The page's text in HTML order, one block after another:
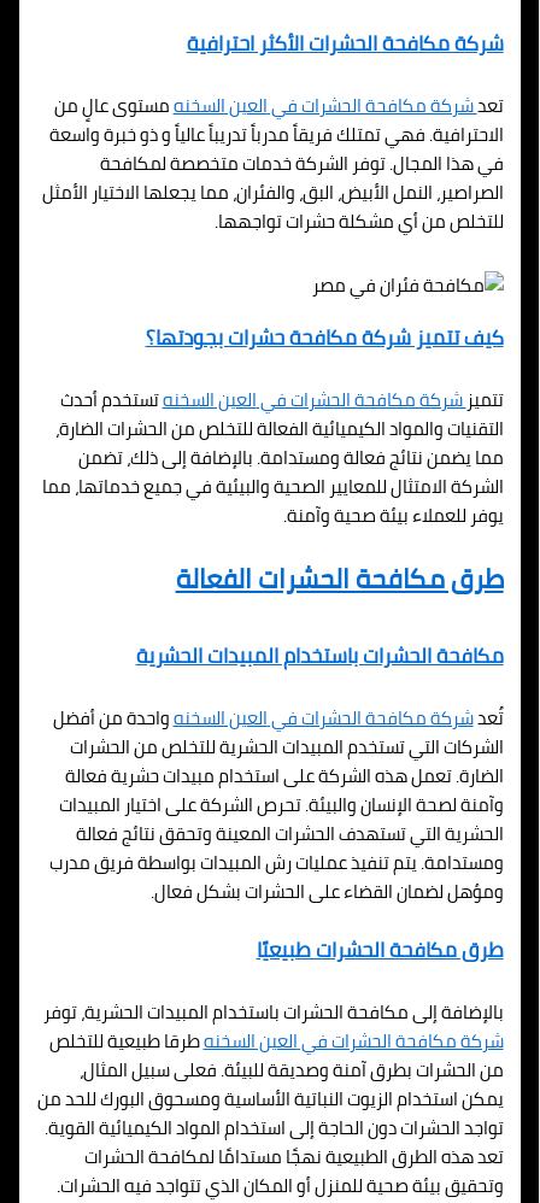
شركة مكافحة الحشرات الأكثر احترافية
تعدشركة مكافحة الحشرات فيالعين السخنهمستوى عالٍ من
الاحترافية. فهي تمتلك فريقاً مدرباً تدريباً عالياً و ذو خبرة واسعة
في هذا المجال. توفر الشركة خدمات متخصصة لمكافحة
الصراصير، النمل الأبيض، البق، والفئران، مما يجعلها الاختيار الأمثل
للتخلص من أي مشكلة حشرات تواجهها.
كيف تتميز شركة مكافحة حشرات بجودتها؟
تتميزشركة مكافحة الحشرات فيالعين السخنهتستخدم أحدث
التقنيات والمواد الكيميائية الفعالة للتخلص من الحشرات الضارة،
مما يضمن نتائج فعالة ومستدامة. بالإضافة إلى ذلك، تضمن
الشركة الامتثال للمعايير الصحية والبيئية في جميع خدماتها، مما
يوفر للعملاء بيئة صحية وآمنة.
طرق مكافحة الحشرات الفعالة
مكافحة الحشرات باستخدام المبيدات الحشرية
تُعدشركة مكافحة الحشرات فيالعين السخنهواحدة من أفضل
الشركات التي تستخدم المبيدات الحشرية للتخلص من الحشرات
الضارة. تعمل هذه الشركة على استخدام مبيدات حشرية فعالة
وآمنة لصحة الإنسان والبيئة. تحرص الشركة على اختيار المبيدات
الحشرية التي تستهدف الحشرات المعينة وتحقق نتائج فعالة
ومستدامة. يتم تنفيذ عمليات رش المبيدات بواسطة فريق مدرب
ومؤهل لضمان القضاء على الحشرات بشكل فعال.
طرق مكافحة الحشرات طبيعيًا
بالإضافة إلى مكافحة الحشرات باستخدام المبيدات الحشرية، توفر
شركة مكافحة الحشرات فيالعين السخنهطرقا طبيعية للتخلص
من الحشرات بطرق آمنة وصديقة للبيئة. فعلى سبيل المثال،
يمكن استخدام الزيوت النباتية الأساسية ومسحوق البورك للحد من
تواجد الحشرات دون الحاجة إلى استخدام المواد الكيميائية القوية.
تعد هذه الطرق الطبيعية نهجًا مستدامًا لمكافحة الحشرات
وتحقيق بيئة صحية للمنزل أو المكان الذي تتواجد فيه الحشرات.